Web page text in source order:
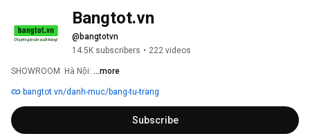
Bangtot.vn
@bangtotvn
14.5K subscribers • 222 videos
SHOWROOM  Hà Nội: ...more
bangtot.vn/danh-muc/bang-tu-trang
Subscribe